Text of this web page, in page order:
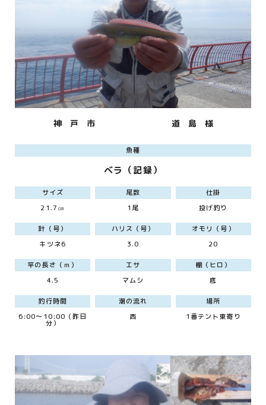
神 戸 市 道 島 様
魚種
ベラ（記録）
サイズ
21.7㎝
尾数
1尾
仕掛
投げ釣り
針（号）
キツネ6
ハリス（号）
3.0
オモリ（号）
20
竿の長さ（ｍ）
4.5
エサ
マムシ
棚（ヒロ）
底
釣行時間
6:00～10:00（昨日
分）
潮の流れ
西
場所
1番テント東寄り